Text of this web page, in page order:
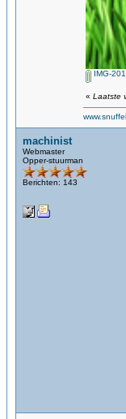
IMG-
« Laatste
machinist
Webmaster
Opper-stuurman
Berichten: 143